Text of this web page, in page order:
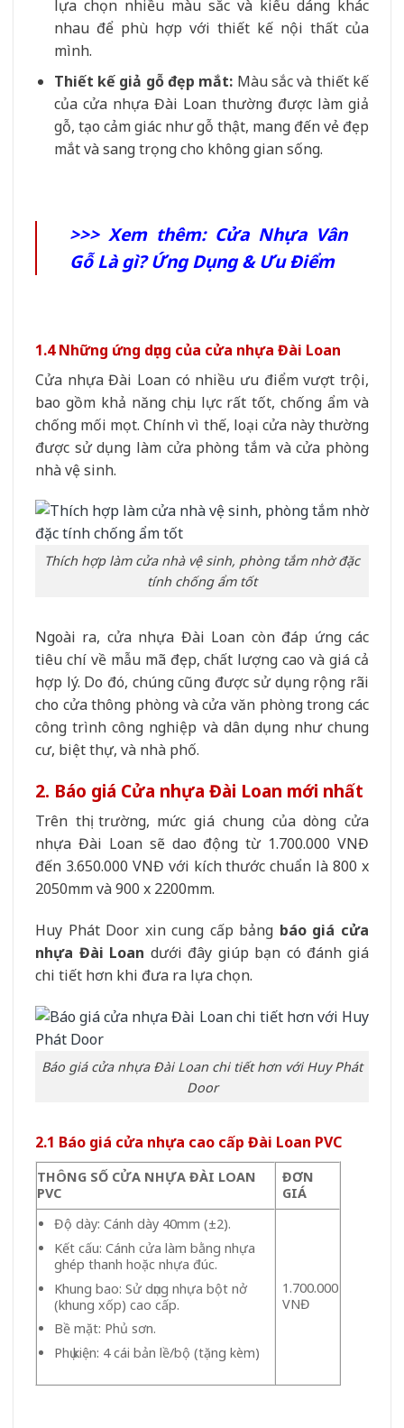
lựa chọn nhiều màu sắc và kiểu dáng khác
nhau để phù hợp với thiết kế nội thất của
mình.
Thiết kế giả gỗ đẹp mắt: Màu sắc và thiết kế
của cửa nhựa Đài Loan thường được làm giả
gỗ, tạo cảm giác như gỗ thật, mang đến vẻ đẹp
mắt và sang trọng cho không gian sống.
>>> Xem thêm: Cửa Nhựa Vân
Gỗ Là gì? Ứng Dụng & Ưu Điểm
1.4 Những ứng dụng của cửa nhựa Đài Loan
Cửa nhựa Đài Loan có nhiều ưu điểm vượt trội,
bao gồm khả năng chịu lực rất tốt, chống ẩm và
chống mối mọt. Chính vì thế, loại cửa này thường
được sử dụng làm cửa phòng tắm và cửa phòng
nhà vệ sinh.
Thích hợp làm cửa nhà vệ sinh, phòng tắm nhờ đặc
tính chống ẩm tốt
Ngoài ra, cửa nhựa Đài Loan còn đáp ứng các
tiêu chí về mẫu mã đẹp, chất lượng cao và giá cả
hợp lý. Do đó, chúng cũng được sử dụng rộng rãi
cho cửa thông phòng và cửa văn phòng trong các
công trình công nghiệp và dân dụng như chung
cư, biệt thự, và nhà phố.
2. Báo giá Cửa nhựa Đài Loan mới nhất
Trên thị trường, mức giá chung của dòng cửa
nhựa Đài Loan sẽ dao động từ 1.700.000 VNĐ
đến 3.650.000 VNĐ với kích thước chuẩn là 800 x
2050mm và 900 x 2200mm.
Huy Phát Door xin cung cấp bảng báo giá cửa
nhựa Đài Loan dưới đây giúp bạn có đánh giá
chi tiết hơn khi đưa ra lựa chọn.
Báo giá cửa nhựa Đài Loan chi tiết hơn với Huy Phát
Door
2.1 Báo giá cửa nhựa cao cấp Đài Loan PVC
THÔNG SỐ CỬA NHỰA ĐÀI LOAN
PVC
ĐƠN
GIÁ
Độ dày: Cánh dày 40mm (±2).
Kết cấu: Cánh cửa làm bằng nhựa
ghép thanh hoặc nhựa đúc.
Khung bao: Sử dụng nhựa bột nở
(khung xốp) cao cấp.
Bề mặt: Phủ sơn.
Phụ kiện: 4 cái bản lề/bộ (tặng kèm)
1.700.000
VNĐ